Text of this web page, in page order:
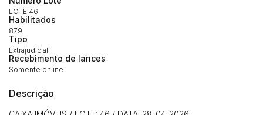
LOTE 46
Habilitados
879
Tipo
Extrajudicial
Recebimento de lances
Somente online
Descrição
Envie sua Proposta
Histórico de Propostas
Clique aqui para fazer login
propostas